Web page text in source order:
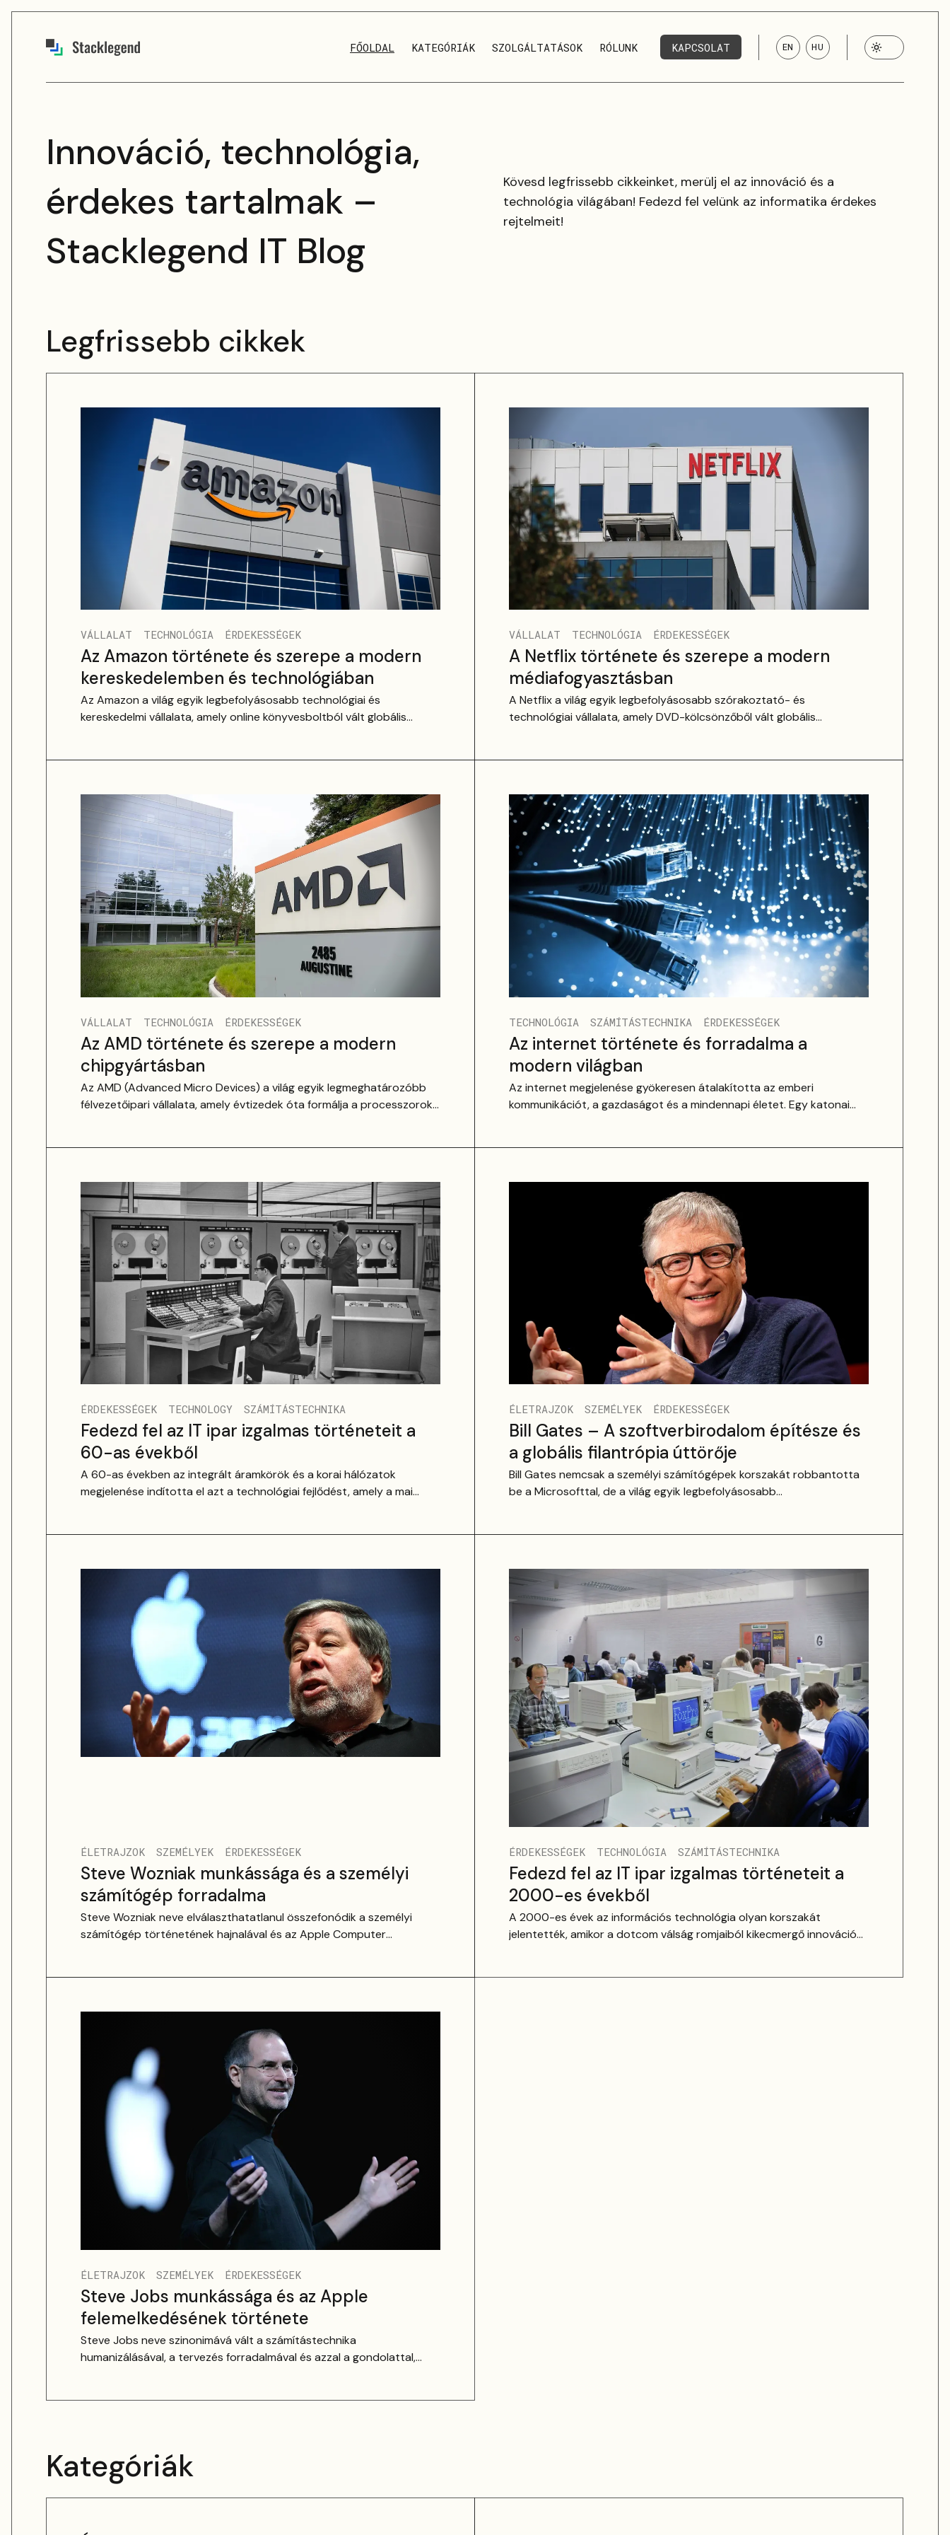
FŐOLDAL KATEGÓRIÁK SZOLGÁLTATÁSOK RÓLUNK KAPCSOLAT EN HU
Innováció, technológia,
érdekes tartalmak –
Stacklegend IT Blog
Kövesd legfrissebb cikkeinket, merülj el az innováció és a
technológia világában! Fedezd fel velünk az informatika érdekes
rejtelmeit!
Legfrissebb cikkek
VÁLLALAT TECHNOLÓGIA ÉRDEKESSÉGEK
Az Amazon története és szerepe a modern
kereskedelemben és technológiában
Az Amazon a világ egyik legbefolyásosabb technológiai és
kereskedelmi vállalata, amely online könyvesboltból vált globális
VÁLLALAT TECHNOLÓGIA ÉRDEKESSÉGEK
A Netflix története és szerepe a modern
médiafogyasztásban
A Netflix a világ egyik legbefolyásosabb szórakoztató- és
technológiai vállalata, amely DVD-kölcsönzőből vált globális
VÁLLALAT TECHNOLÓGIA ÉRDEKESSÉGEK
Az AMD története és szerepe a modern
chipgyártásban
Az AMD (Advanced Micro Devices) a világ egyik legmeghatározóbb
félvezetőipari vállalata, amely évtizedek óta formálja a processzorok
TECHNOLÓGIA SZÁMÍTÁSTECHNIKA ÉRDEKESSÉGEK
Az internet története és forradalma a
modern világban
Az internet megjelenése gyökeresen átalakította az emberi
kommunikációt, a gazdaságot és a mindennapi életet. Egy katonai
ÉRDEKESSÉGEK TECHNOLOGY SZÁMÍTÁSTECHNIKA
Fedezd fel az IT ipar izgalmas történeteit a
60-as évekből
A 60-as években az integrált áramkörök és a korai hálózatok
megjelenése indította el azt a technológiai fejlődést, amely a mai
ÉLETRAJZOK SZEMÉLYEK ÉRDEKESSÉGEK
Bill Gates – A szoftverbirodalom építésze és
a globális filantrópia úttörője
Bill Gates nemcsak a személyi számítógépek korszakát robbantotta
be a Microsofttal, de a világ egyik legbefolyásosabb
ÉLETRAJZOK SZEMÉLYEK ÉRDEKESSÉGEK
Steve Wozniak munkássága és a személyi
számítógép forradalma
Steve Wozniak neve elválaszthatatlanul összefonódik a személyi
számítógép történetének hajnalával és az Apple Computer
ÉRDEKESSÉGEK TECHNOLÓGIA SZÁMÍTÁSTECHNIKA
Fedezd fel az IT ipar izgalmas történeteit a
2000-es évekből
A 2000-es évek az információs technológia olyan korszakát
jelentették, amikor a dotcom válság romjaiból kikecmergő innováció
ÉLETRAJZOK SZEMÉLYEK ÉRDEKESSÉGEK
Steve Jobs munkássága és az Apple
felemelkedésének története
Steve Jobs neve szinonimává vált a számítástechnika
humanizálásával, a tervezés forradalmával és azzal a gondolattal,
Kategóriák